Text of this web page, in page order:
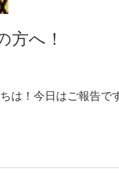
方へ！
は！今日はご報告で